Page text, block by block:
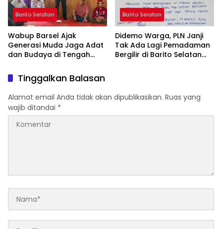
Barito Selatan
Wabup Barsel Ajak
Generasi Muda Jaga Adat
dan Budaya di Tengah
Barito Selatan
Didemo Warga, PLN Janji
Tak Ada Lagi Pemadaman
Bergilir di Barito Selatan
Tinggalkan Balasan
Alamat email Anda tidak akan dipublikasikan. Ruas yang
wajib ditandai *